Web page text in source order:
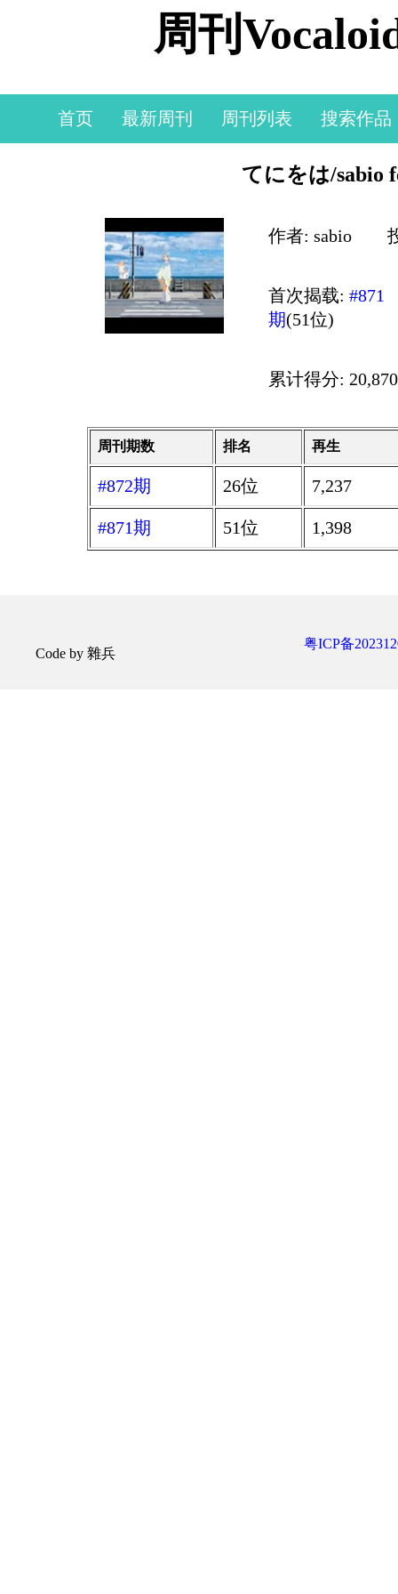
周刊
首页 最新周刊 周刊列表 搜索作品
てにをは/sabio
作者: sabio
首次揭载: #871
期(51位)
累计得分:
周刊期数 排名 再生
#872期 26位 7,237
#871期 51位 1,398
Code by 雜兵
粤ICP备